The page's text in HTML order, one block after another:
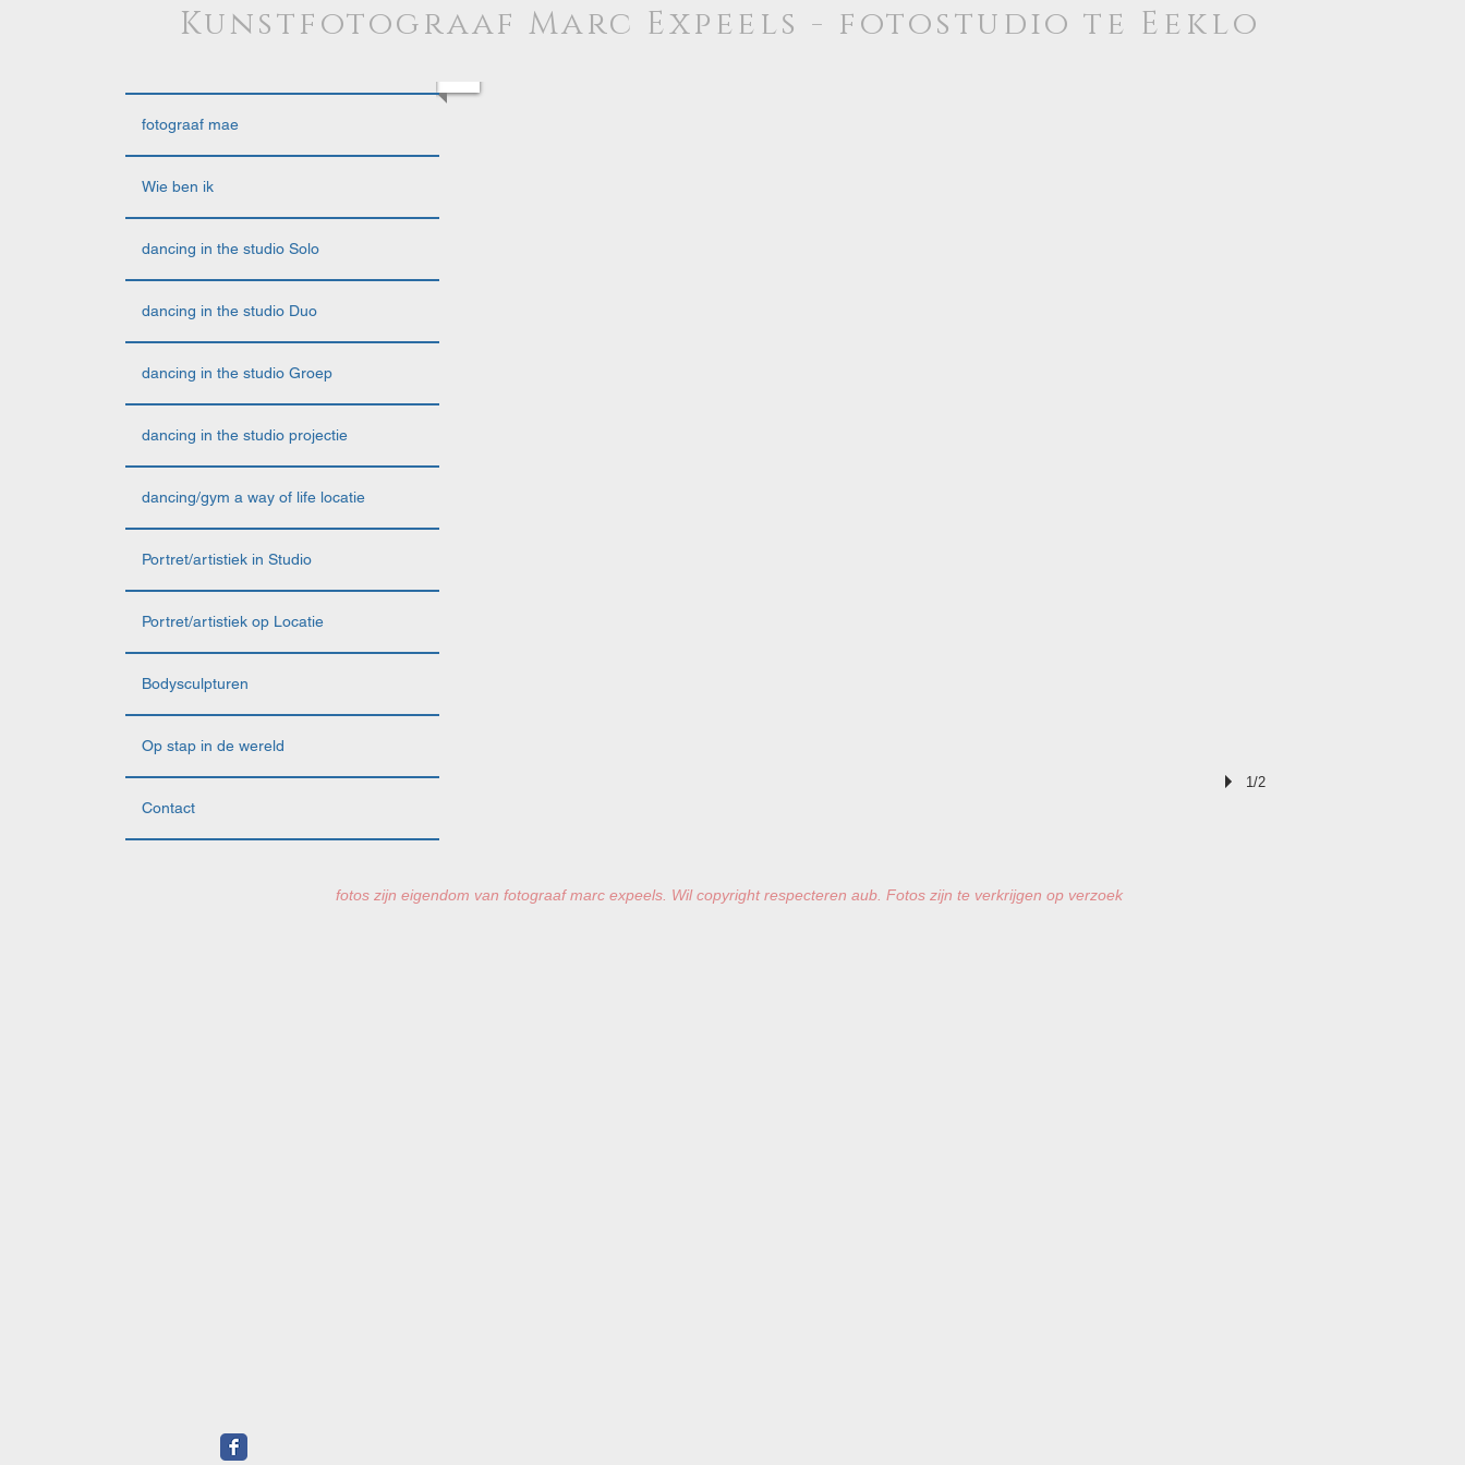
Kunstfotograaf Marc Expeels - fotostudio te Eeklo
1/2
fotograaf mae
Wie ben ik
dancing in the studio Solo
dancing in the studio Duo
dancing in the studio Groep
dancing in the studio projectie
dancing/gym a way of life locatie
Portret/artistiek in Studio
Portret/artistiek op Locatie
Bodysculpturen
Op stap in de wereld
Contact
fotos zijn eigendom van fotograaf marc expeels. Wil copyright respecteren aub. Fotos zijn te verkrijgen op verzoek